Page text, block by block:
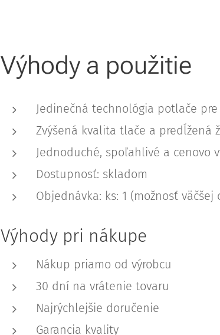
Výhody a použitie
Jedinečná technológia potlače
Zvýšená kvalita tlače a predĺžená
Jednoduché, spoľahlivé a cenovo
Dostupnosť: skladom
Objednávka: ks: 1 (možnosť
Výhody pri nákupe
Nákup priamo od výrobcu
30 dní na vrátenie tovaru
Najrýchlejšie doručenie
Garancia kvality